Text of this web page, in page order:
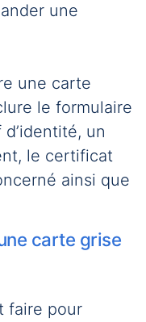
une
une carte
le formulaire
un
le certificat
ainsi que
carte grise
faire pour